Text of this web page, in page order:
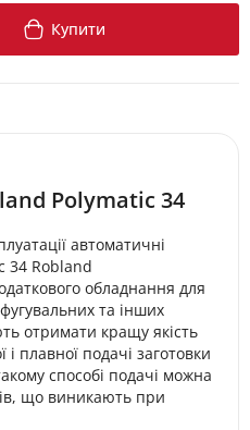
Купити
Polymatic 34
автоматичні
34 Robland
обладнання для
та інших
отримати кращу якість
плавної подачі заготовки
способі подачі можна
що виникають при